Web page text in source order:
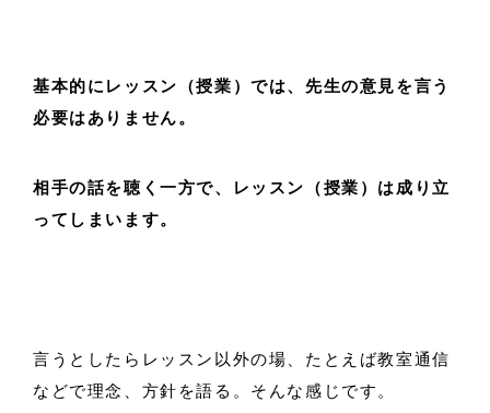
基本的にレッスン（授業）では、先生の意見を言う
必要はありません。
相手の話を聴く一方で、レッスン（授業）は成り立
ってしまいます。
言うとしたらレッスン以外の場、たとえば教室通信
などで理念、方針を語る。そんな感じです。